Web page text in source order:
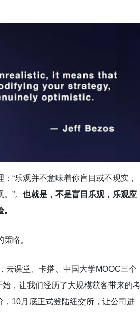
“乐观并不意味着你盲目或不现实，
”。 也就是，不是盲目乐观，乐观应
略。
云课堂、卡搭、中国大学MOOC三个
，让我们经历了大规模获客带来的
10月底正式登陆纽交所，让公司进